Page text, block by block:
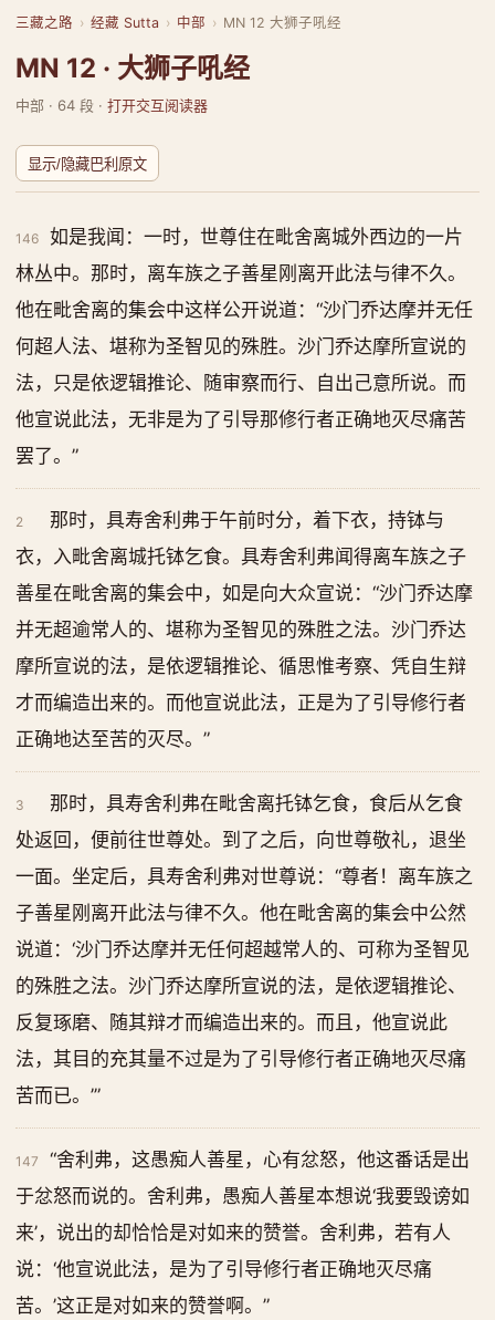
三藏之路 › 经藏 Sutta › 中部 › MN 12 大狮子吼经
MN 12 · 大狮子吼经
中部 · 64 段 · 打开交互阅读器
显示/隐藏巴利原文
146
如是我闻：一时，世尊住在毗舍离城外西边的一片
林丛中。那时，离车族之子善星刚离开此法与律不久。
他在毗舍离的集会中这样公开说道：“沙门乔达摩并无任
何超人法、堪称为圣智见的殊胜。沙门乔达摩所宣说的
法，只是依逻辑推论、随审察而行、自出己意所说。而
他宣说此法，无非是为了引导那修行者正确地灭尽痛苦
罢了。”
2
那时，具寿舍利弗于午前时分，着下衣，持钵与
衣，入毗舍离城托钵乞食。具寿舍利弗闻得离车族之子
善星在毗舍离的集会中，如是向大众宣说：“沙门乔达摩
并无超逾常人的、堪称为圣智见的殊胜之法。沙门乔达
摩所宣说的法，是依逻辑推论、循思惟考察、凭自生辩
才而编造出来的。而他宣说此法，正是为了引导修行者
正确地达至苦的灭尽。”
3
那时，具寿舍利弗在毗舍离托钵乞食，食后从乞食
处返回，便前往世尊处。到了之后，向世尊敬礼，退坐
一面。坐定后，具寿舍利弗对世尊说：“尊者！离车族之
子善星刚离开此法与律不久。他在毗舍离的集会中公然
说道：‘沙门乔达摩并无任何超越常人的、可称为圣智见
的殊胜之法。沙门乔达摩所宣说的法，是依逻辑推论、
反复琢磨、随其辩才而编造出来的。而且，他宣说此
法，其目的充其量不过是为了引导修行者正确地灭尽痛
苦而已。’”
147
“舍利弗，这愚痴人善星，心有忿怒，他这番话是出
于忿怒而说的。舍利弗，愚痴人善星本想说‘我要毁谤如
来’，说出的却恰恰是对如来的赞誉。舍利弗，若有人
说：‘他宣说此法，是为了引导修行者正确地灭尽痛
苦。’这正是对如来的赞誉啊。”